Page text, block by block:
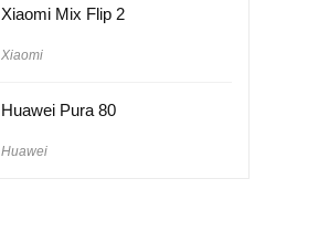
Xiaomi Mix Flip 2
Xiaomi
Huawei Pura 80
Huawei